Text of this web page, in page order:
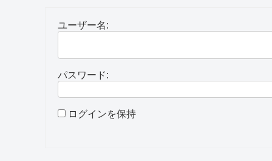
ユーザー名:
パスワード:
ログインを保持